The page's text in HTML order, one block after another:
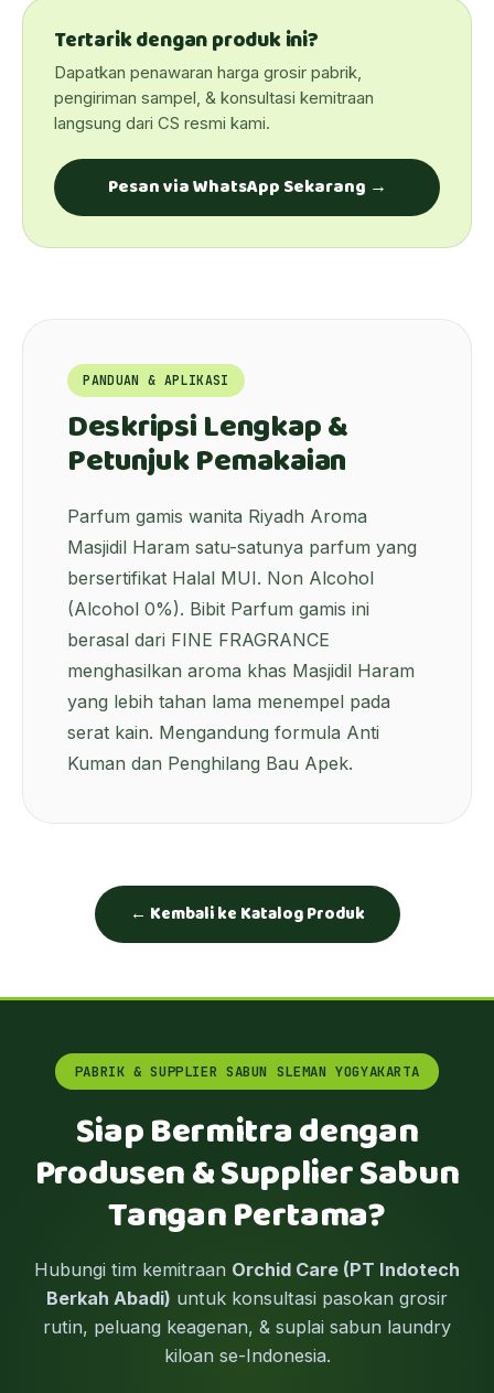
Tertarik dengan produk ini?
Dapatkan penawaran harga grosir pabrik,
pengiriman sampel, & konsultasi kemitraan
langsung dari CS resmi kami.
Pesan via WhatsApp Sekarang →
PANDUAN & APLIKASI
Deskripsi Lengkap &
Petunjuk Pemakaian
Parfum gamis wanita Riyadh Aroma
Masjidil Haram satu-satunya parfum yang
bersertifikat Halal MUI. Non Alcohol
(Alcohol 0%). Bibit Parfum gamis ini
berasal dari FINE FRAGRANCE
menghasilkan aroma khas Masjidil Haram
yang lebih tahan lama menempel pada
serat kain. Mengandung formula Anti
Kuman dan Penghilang Bau Apek.
← Kembali ke Katalog Produk
PABRIK & SUPPLIER SABUN SLEMAN YOGYAKARTA
Siap Bermitra dengan
Produsen & Supplier Sabun
Tangan Pertama?
Hubungi tim kemitraan Orchid Care (PT Indotech
Berkah Abadi) untuk konsultasi pasokan grosir
rutin, peluang keagenan, & suplai sabun laundry
kiloan se-Indonesia.